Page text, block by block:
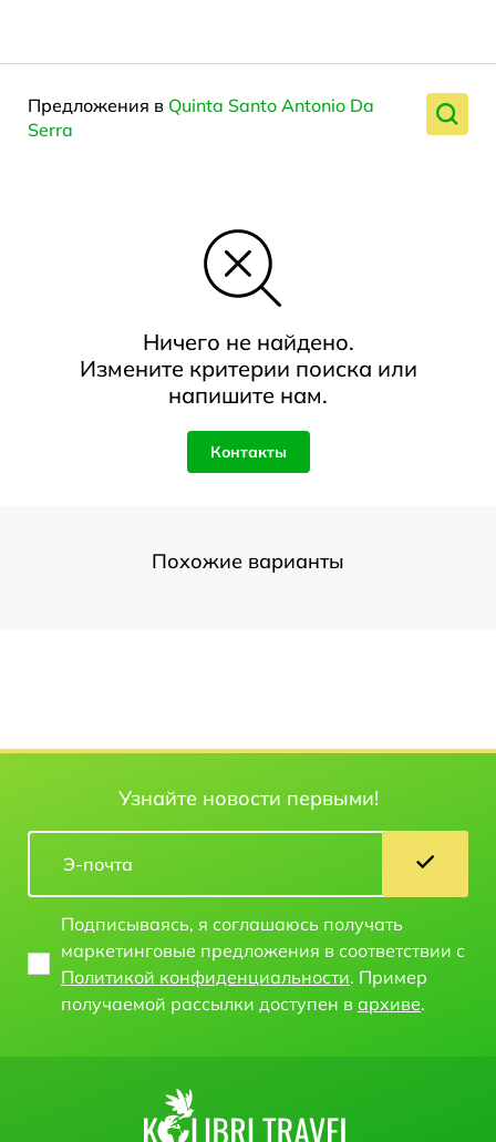
Предложения в Quinta Santo Antonio Da
Serra
Ничего не найдено.
Измените критерии поиска или
напишите нам.
Контакты
Похожие варианты
Узнайте новости первыми!
Подписываясь, я соглашаюсь получать
маркетинговые предложения в соответствии с
Политикой конфиденциальности. Пример
получаемой рассылки доступен в архиве.